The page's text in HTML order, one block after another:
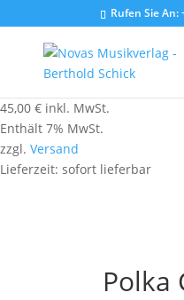
Rufen Sie An:
45,00 € inkl. MwSt.
Enthält 7% MwSt.
zzgl. Versand
Lieferzeit: sofort lieferbar
Polka